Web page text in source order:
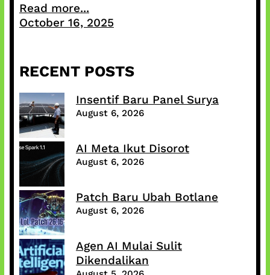
Read more...
October 16, 2025
RECENT POSTS
Insentif Baru Panel Surya
August 6, 2026
AI Meta Ikut Disorot
August 6, 2026
Patch Baru Ubah Botlane
August 6, 2026
Agen AI Mulai Sulit
Dikendalikan